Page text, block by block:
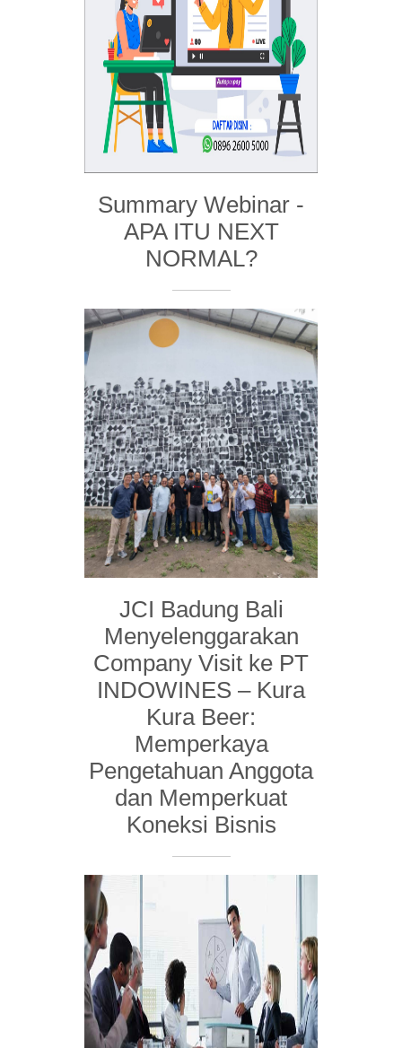
Summary Webinar -
APA ITU NEXT
NORMAL?
JCI Badung Bali
Menyelenggarakan
Company Visit ke PT
INDOWINES – Kura
Kura Beer:
Memperkaya
Pengetahuan Anggota
dan Memperkuat
Koneksi Bisnis